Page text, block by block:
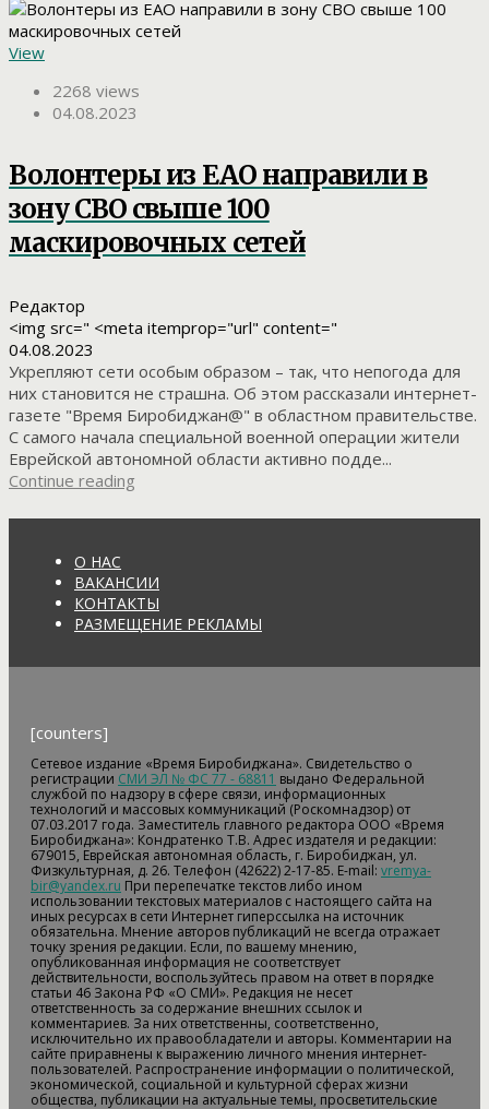
View
2268 views
04.08.2023
Волонтеры из ЕАО направили в
зону СВО свыше 100
маскировочных сетей
Редактор
<img src=" <meta itemprop="url" content="
04.08.2023
Укрепляют сети особым образом – так, что непогода для
них становится не страшна. Об этом рассказали интернет-
газете "Время Биробиджан@" в областном правительстве.
С самого начала специальной военной операции жители
Еврейской автономной области активно подде...
Continue reading
О НАС
ВАКАНСИИ
КОНТАКТЫ
РАЗМЕЩЕНИЕ РЕКЛАМЫ
[counters]
Сетевое издание «Время Биробиджана». Свидетельство о
регистрации СМИ ЭЛ № ФС 77 - 68811 выдано Федеральной
службой по надзору в сфере связи, информационных
технологий и массовых коммуникаций (Роскомнадзор) от
07.03.2017 года. Заместитель главного редактора ООО «Время
Биробиджана»: Кондратенко Т.В. Адрес издателя и редакции:
679015, Еврейская автономная область, г. Биробиджан, ул.
Физкультурная, д. 26. Телефон (42622) 2-17-85. E-mail: vremya-
bir@yandex.ru При перепечатке текстов либо ином
использовании текстовых материалов с настоящего сайта на
иных ресурсах в сети Интернет гиперссылка на источник
обязательна. Мнение авторов публикаций не всегда отражает
точку зрения редакции. Если, по вашему мнению,
опубликованная информация не соответствует
действительности, воспользуйтесь правом на ответ в порядке
статьи 46 Закона РФ «О СМИ». Редакция не несет
ответственность за содержание внешних ссылок и
комментариев. За них ответственны, соответственно,
исключительно их правообладатели и авторы. Комментарии на
сайте приравнены к выражению личного мнения интернет-
пользователей. Распространение информации о политической,
экономической, социальной и культурной сферах жизни
общества, публикации на актуальные темы, просветительские